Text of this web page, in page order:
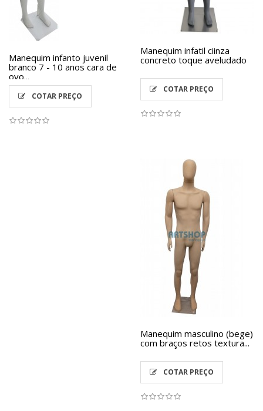
Manequim infanto juvenil
branco 7 - 10 anos cara de
ovo...
COTAR PREÇO
Manequim infatil ciinza
concreto toque aveludado
COTAR PREÇO
Manequim masculino (bege)
com braços retos textura...
COTAR PREÇO